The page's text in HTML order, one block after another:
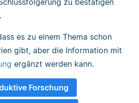
zu bestätigen
es zu einem Thema schon
gibt, aber die Information mit
ergänzt werden kann.
Forschung